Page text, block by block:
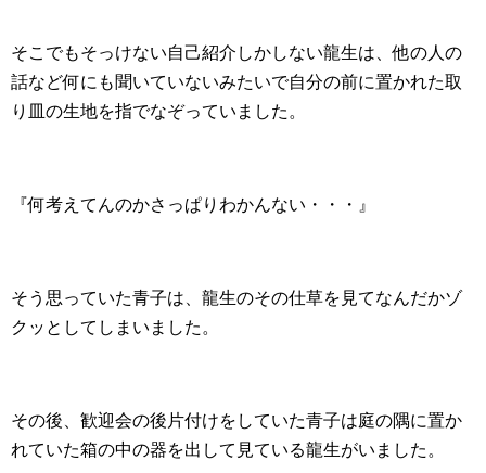
そこでもそっけない自己紹介しかしない龍生は、他の人の
話など何にも聞いていないみたいで自分の前に置かれた取
り皿の生地を指でなぞっていました。
『何考えてんのかさっぱりわかんない・・・』
そう思っていた青子は、龍生のその仕草を見てなんだかゾ
クッとしてしまいました。
その後、歓迎会の後片付けをしていた青子は庭の隅に置か
れていた箱の中の器を出して見ている龍生がいました。